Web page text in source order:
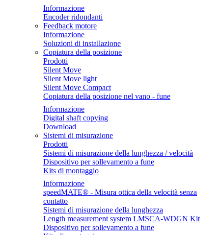
Informazione
Encoder ridondanti
Feedback motore
Informazione
Soluzioni di installazione
Copiatura della posizione
Prodotti
Silent Move
Silent Move light
Silent Move Compact
Copiatura della posizione nel vano - fune
Informazione
Digital shaft copying
Download
Sistemi di misurazione
Prodotti
Sistemi di misurazione della lunghezza / velocità
Dispositivo per sollevamento a fune
Kits di montaggio
Informazione
speedMATE® - Misura ottica della velocità senza
contatto
Sistemi di misurazione della lunghezza
Length measurement system LMSCA-WDGN Kit
Dispositivo per sollevamento a fune